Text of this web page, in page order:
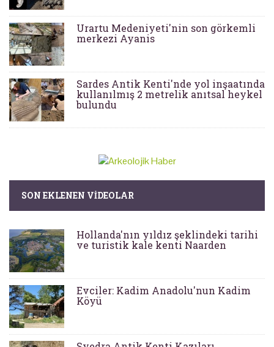
Urartu Medeniyeti'nin son görkemli
merkezi Ayanis
Sardes Antik Kenti'nde yol inşaatında
kullanılmış 2 metrelik anıtsal heykel
bulundu
SON EKLENEN VIDEOLAR
Hollanda'nın yıldız şeklindeki tarihi
ve turistik kale kenti Naarden
Evciler: Kadim Anadolu'nun Kadim
Köyü